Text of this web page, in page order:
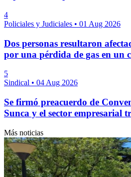
4
Policiales y Judiciales • 01 Aug 2026
Dos personas resultaron
por una pérdida de gas en un
5
Sindical • 04 Aug 2026
Se firmó preacuerdo de
Sunca y el sector empresarial
Más noticias